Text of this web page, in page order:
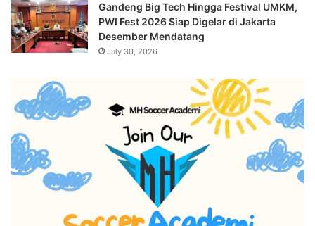
Gandeng Big Tech Hingga Festival UMKM,
PWI Fest 2026 Siap Digelar di Jakarta
Desember Mendatang
July 30, 2026